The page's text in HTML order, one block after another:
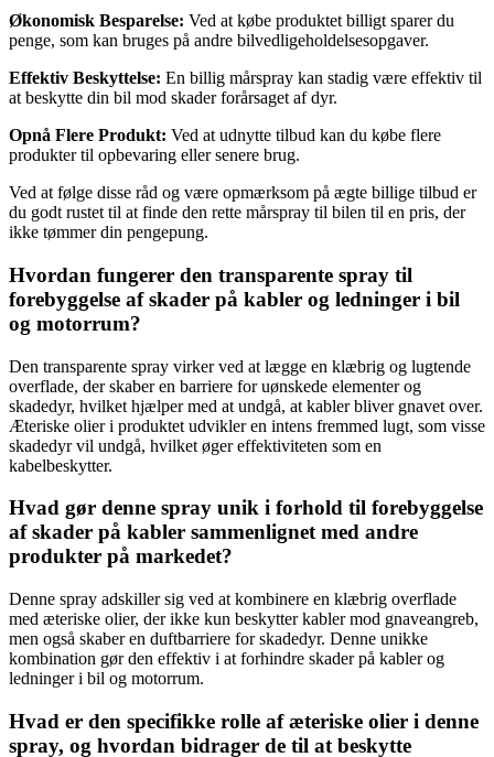
Økonomisk Besparelse: Ved at købe produktet billigt sparer du
penge, som kan bruges på andre bilvedligeholdelsesopgaver.
Effektiv Beskyttelse: En billig mårspray kan stadig være effektiv til
at beskytte din bil mod skader forårsaget af dyr.
Opnå Flere Produkt: Ved at udnytte tilbud kan du købe flere
produkter til opbevaring eller senere brug.
Ved at følge disse råd og være opmærksom på ægte billige tilbud er
du godt rustet til at finde den rette mårspray til bilen til en pris, der
ikke tømmer din pengepung.
Hvordan fungerer den transparente spray til
forebyggelse af skader på kabler og ledninger i bil
og motorrum?
Den transparente spray virker ved at lægge en klæbrig og lugtende
overflade, der skaber en barriere for uønskede elementer og
skadedyr, hvilket hjælper med at undgå, at kabler bliver gnavet over.
Æteriske olier i produktet udvikler en intens fremmed lugt, som visse
skadedyr vil undgå, hvilket øger effektiviteten som en
kabelbeskytter.
Hvad gør denne spray unik i forhold til forebyggelse
af skader på kabler sammenlignet med andre
produkter på markedet?
Denne spray adskiller sig ved at kombinere en klæbrig overflade
med æteriske olier, der ikke kun beskytter kabler mod gnaveangreb,
men også skaber en duftbarriere for skadedyr. Denne unikke
kombination gør den effektiv i at forhindre skader på kabler og
ledninger i bil og motorrum.
Hvad er den specifikke rolle af æteriske olier i denne
spray, og hvordan bidrager de til at beskytte